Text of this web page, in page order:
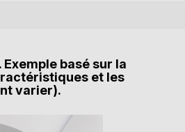
basé sur la
et les
varier).